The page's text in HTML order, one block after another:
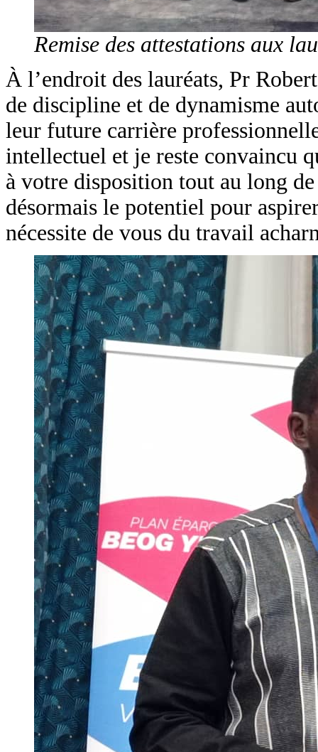
Remise des attestations aux
À l’endroit des lauréats, Pr
de discipline et de dynamisme
leur future carrière
intellectuel et je reste convaincu
à votre disposition tout au long
désormais le potentiel pour
nécessite de vous du travail